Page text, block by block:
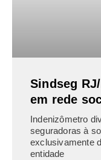
Sindseg
em rede
Indenizômetro
seguradoras à
exclusivamente
entidade